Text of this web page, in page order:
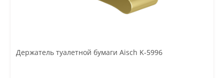
Держатель туалетной бумаги Aisch K-5996